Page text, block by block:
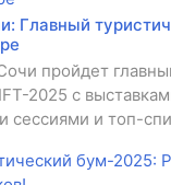
Главный
пройдет
2025 с
сессиями и топ-